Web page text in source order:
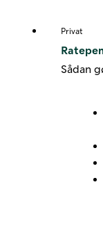
Privat
Sådan